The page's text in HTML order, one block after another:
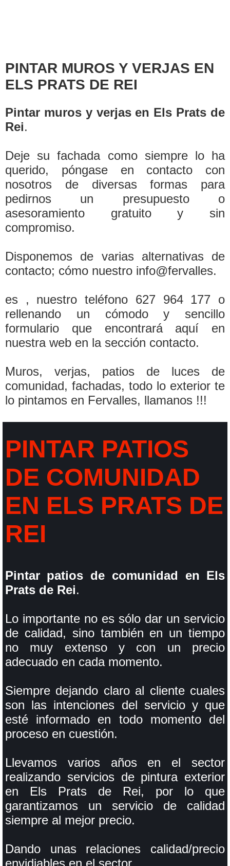
PINTAR MUROS Y VERJAS EN
ELS PRATS DE REI
Pintar muros y verjas en Els Prats de
Rei.
Deje su fachada como siempre lo ha
querido, póngase en contacto con
nosotros de diversas formas para
pedirnos un presupuesto o
asesoramiento gratuito y sin
compromiso.
Disponemos de varias alternativas de
contacto; cómo nuestro info@fervalles.
es , nuestro teléfono 627 964 177 o
rellenando un cómodo y sencillo
formulario que encontrará aquí­ en
nuestra web en la sección contacto.
Muros, verjas, patios de luces de
comunidad, fachadas, todo lo exterior te
lo pintamos en Fervalles, llamanos !!!
PINTAR PATIOS
DE COMUNIDAD
EN ELS PRATS DE
REI
Pintar patios de comunidad en Els
Prats de Rei.
Lo importante no es sólo dar un servicio
de calidad, sino también en un tiempo
no muy extenso y con un precio
adecuado en cada momento.
Siempre dejando claro al cliente cuales
son las intenciones del servicio y que
esté informado en todo momento del
proceso en cuestión.
Llevamos varios años en el sector
realizando servicios de pintura exterior
en Els Prats de Rei, por lo que
garantizamos un servicio de calidad
siempre al mejor precio.
Dando unas relaciones calidad/precio
envidiables en el sector.